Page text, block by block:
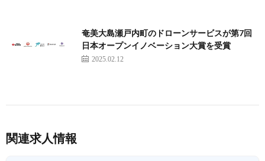
奄美大島瀬戸内町のドローンサービスが第7回
日本オープンイノベーション大賞を受賞
2025.02.12
関連求人情報